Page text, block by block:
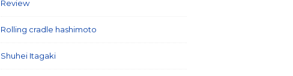
Review
Rolling cradle hashimoto
Shuhei Itagaki